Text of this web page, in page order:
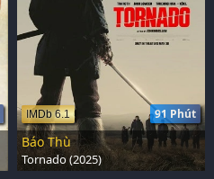
91 Phút
IMDb 6.1
Báo Thù
Tornado (2025)